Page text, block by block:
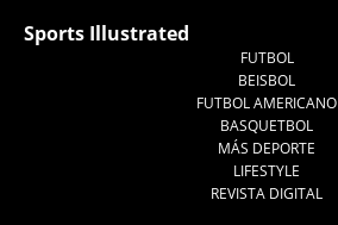
Sports Illustrated
FUTBOL
BEISBOL
FUTBOL AMERICANO
BASQUETBOL
MÁS DEPORTE
LIFESTYLE
REVISTA DIGITAL